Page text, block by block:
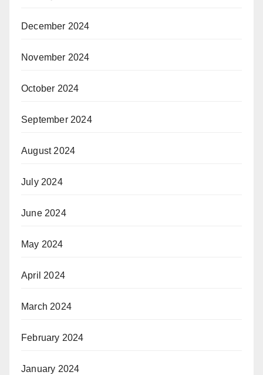
December 2024
November 2024
October 2024
September 2024
August 2024
July 2024
June 2024
May 2024
April 2024
March 2024
February 2024
January 2024